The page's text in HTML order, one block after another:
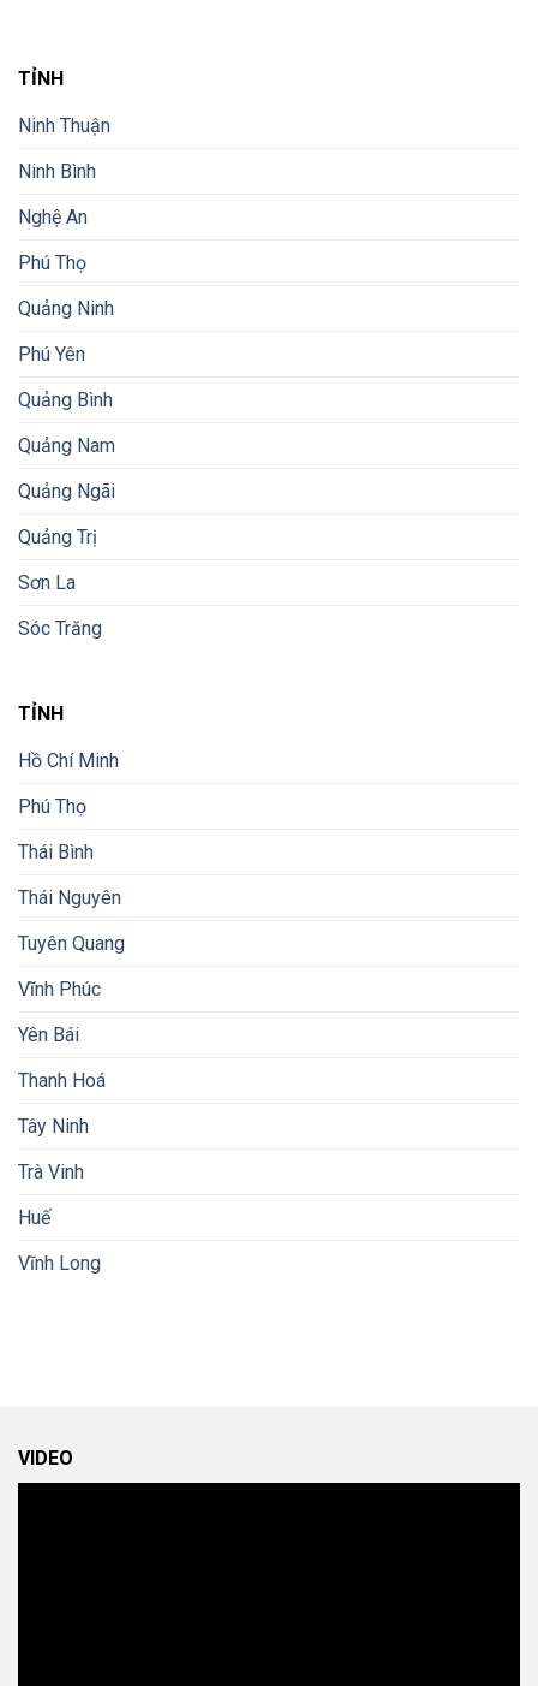
TỈNH
Ninh Thuận
Ninh Bình
Nghệ An
Phú Thọ
Quảng Ninh
Phú Yên
Quảng Bình
Quảng Nam
Quảng Ngãi
Quảng Trị
Sơn La
Sóc Trăng
TỈNH
Hồ Chí Minh
Phú Thọ
Thái Bình
Thái Nguyên
Tuyên Quang
Vĩnh Phúc
Yên Bái
Thanh Hoá
Tây Ninh
Trà Vinh
Huế
Vĩnh Long
VIDEO